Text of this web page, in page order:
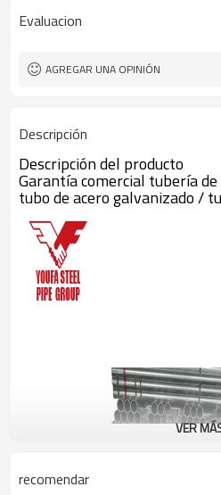
Evaluacion
AGREGAR UNA OPINIÓN
Descripción
Descripción del producto
Garantía comercial tubería
tubo de acero galvanizado /
VER
recomendar